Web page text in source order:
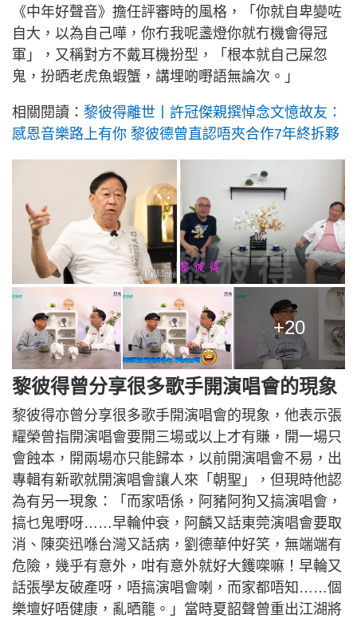
《中年好聲音》擔任評審時的風格，「你就自卑變咗
自大，以為自己嘩，你冇我呢盞燈你就冇機會得冠
軍」，又稱對方不戴耳機扮型，「根本就自己屎忽
鬼，扮晒老虎魚蝦蟹，講埋啲嘢語無論次。」
相關閱讀： 黎彼得離世丨許冠傑親撰悼念文憶故友：
感恩音樂路上有你 黎彼德曾直認唔夾合作7年終拆夥
+20
黎彼得曾分享很多歌手開演唱會的現象
黎彼得亦曾分享很多歌手開演唱會的現象，他表示張
耀榮曾指開演唱會要開三場或以上才有賺，開一場只
會蝕本，開兩場亦只能歸本，以前開演唱會不易，出
專輯有新歌就開演唱會讓人來「朝聖」，但現時他認
為有另一現象：「而家唔係，阿豬阿狗又搞演唱會，
搞乜鬼嘢呀……早輪仲衰，阿麟又話東莞演唱會要取
消、陳奕迅喺台灣又話病，劉德華仲好笑，無端端有
危險，幾乎有意外，咁有意外就好大鑊㗎嘛！早輪又
話張學友破產呀，唔搞演唱會喇，而家都唔知……個
樂壇好唔健康，亂晒籠。」當時夏韶聲曾重出江湖將